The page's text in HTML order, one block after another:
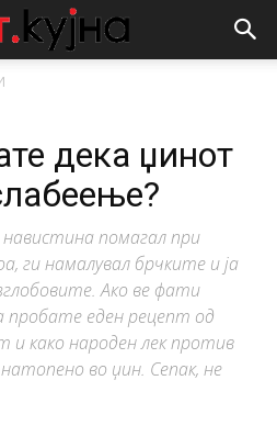
дека џинот
помагал при
ги намалувал брчките и ја
Ако ве фати
еден рецепт од
и како народен лек против
во џин. Сепак, не